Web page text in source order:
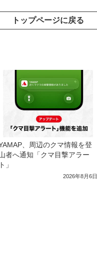
トップページに戻る
、周辺のクマ情報を登
者へ通知「クマ目撃アラー
ト」
2026年8月6日